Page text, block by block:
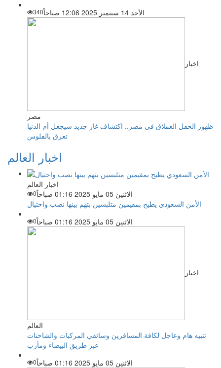
الأحد 14 سبتمبر 2025 12:06 صباحاً
340
اخبار
مصر
ظهور الحقل العملاق في مصر.. اكتشاف غاز جديد سيجعل أم الدنيا
تغرق بالفلوس
اخبار العالم
اخبار العالم
الاثنين 05 مايو 2025 01:16 صباحاً
0
الأمن السعودي يطيح بمقيمين متلبسين بتهم بينها نصب واحتيال
الاثنين 05 مايو 2025 01:16 صباحاً
0
اخبار
العالم
تنبيه هام وعاجل لكافة المسافرين وسائقي المركبات والشاحنات
عبر طريق البيضاء ومأرب
الاثنين 05 مايو 2025 01:16 صباحاً
0